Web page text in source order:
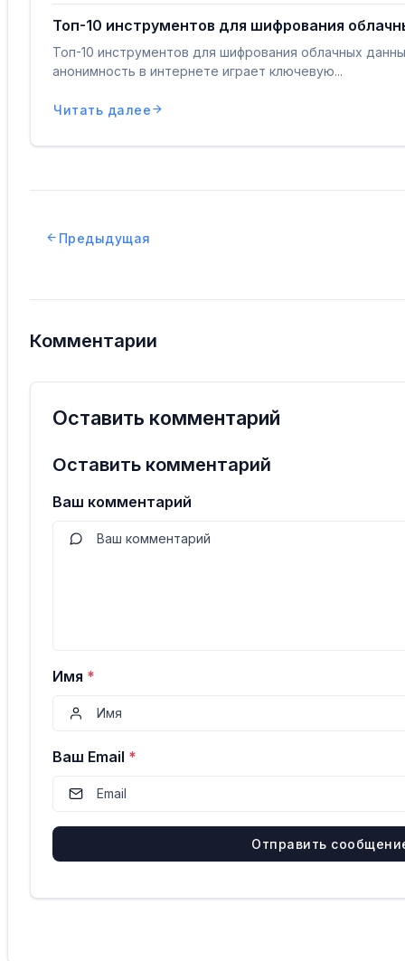
Топ-10 инструментов для шифрования
Топ-10 инструментов для шифрования облачных
анонимность в интернете играет ключевую...
Читать далее
Предыдущая
Комментарии
Оставить комментарий
Оставить комментарий
Ваш комментарий
Имя *
Ваш Email *
Отправить